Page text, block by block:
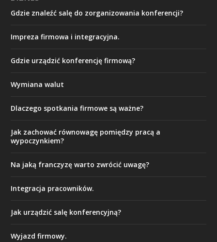
Gdzie znaleźć salę do zorganizowania konferencji?
Impreza firmowa i integracyjna.
Gdzie urządzić konferencję firmową?
Wymiana walut
Dlaczego spotkania firmowe są ważne?
Jak zachować równowagę pomiędzy pracą a
wypoczynkiem?
Na jaką franczyzę warto zwrócić uwagę?
Integracja pracowników.
Jak urządzić salę konferencyjną?
Wyjazd firmowy.